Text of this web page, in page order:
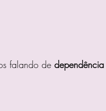
falando de dependência